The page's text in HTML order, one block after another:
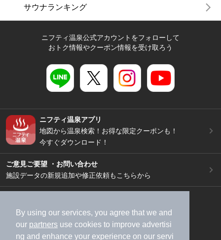
By using our services, you agree that we and
our partners use cookies to improve advertisi
ng and enhance your experience on our servi
サウナランキング
ニフティ温泉公式アカウントをフォローして
おトク情報やクーポン情報を受け取ろう
ニフティ温泉アプリ
地図から温泉検索！お得な限定クーポンも！
今すぐダウンロード！
ご意見ご要望 ・お問い合わせ
施設データの新規追加や修正依頼もこちらから
加盟店募集（資料請求）
広告出稿のご案内
利用規約
ライフスタイルMEMBERS+規約